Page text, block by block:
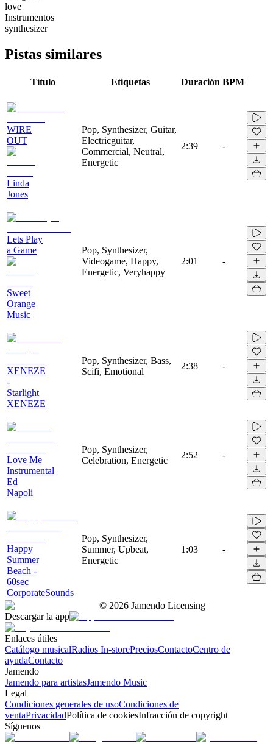
love
Instrumentos
synthesizer
Pistas similares
Título Etiquetas Duración BPM
WIRE
OUT
Linda
Jones
Pop, Synthesizer, Guitar,
Electricguitar,
Commercial, Neutral,
Energetic
2:39 -
Lets Play
a Game
Sweet
Orange
Music
Pop, Synthesizer,
Videogame, Happy,
Energetic, Veryhappy
2:01 -
XENEZE
-
Starlight
XENEZE
Pop, Synthesizer, Bass,
Scifi, Emotional
2:38 -
Love Me
Instrumental
Ed
Napoli
Pop, Synthesizer,
Celebration, Energetic
2:52 -
Happy
Summer
Beach -
60sec
CorporateSounds
Pop, Synthesizer,
Summer, Upbeat,
Energetic
1:03 -
© 2026 Jamendo Licensing
Descargar la app
Enlaces útiles
Catálogo musicalRadios In-storePreciosContactoCentro de
ayudaContacto
Jamendo
Jamendo para artistasJamendo Music
Legal
Condiciones generales de usoCondiciones de
ventaPrivacidadPolítica de cookiesInfracción de copyright
Síguenos